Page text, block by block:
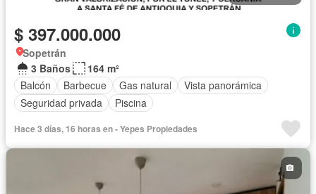
$ 397.000.000
Sopetrán
3 Baños
164 m²
Balcón
Barbecue Gas natural
Vista panorámica
Seguridad privada
Piscina
Hace 3 días, 16 horas en - Yepes Propiedades